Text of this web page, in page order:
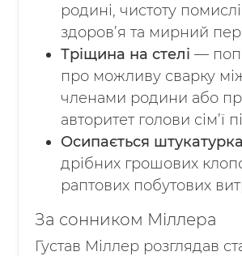
родині, чистоту
здоров’я та мирний
Тріщина на стелі —
про можливу сварку
членами родини або
авторитет голови сім’ї
Осипається штукатурка
дрібних грошових
раптових побутових
За сонником Міллера
Густав Міллер розглядав